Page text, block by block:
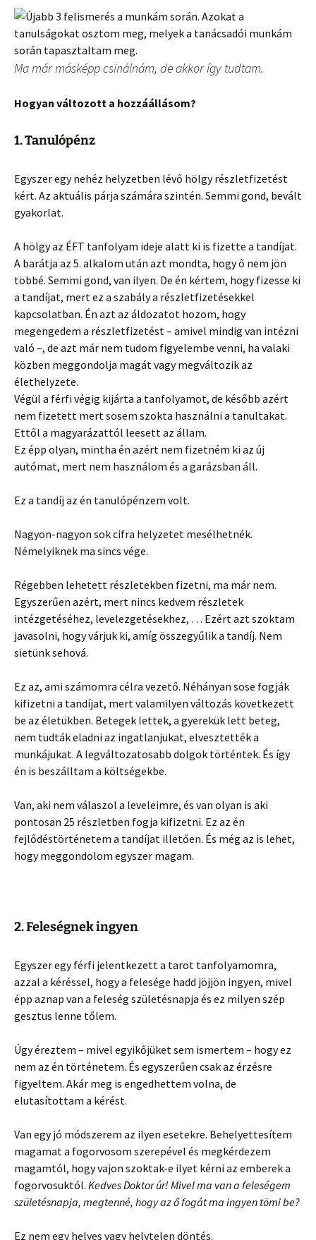
Ma már másképp csinálnám, de akkor így tudtam.
Hogyan változott a hozzáállásom?
1. Tanulópénz
Egyszer egy nehéz helyzetben lévő hölgy részletfizetést
kért. Az aktuális párja számára szintén. Semmi gond, bevált
gyakorlat.
A hölgy az ÉFT tanfolyam ideje alatt ki is fizette a tandíjat.
A barátja az 5. alkalom után azt mondta, hogy ő nem jön
többé. Semmi gond, van ilyen. De én kértem, hogy fizesse ki
a tandíjat, mert ez a szabály a részletfizetésekkel
kapcsolatban. Én azt az áldozatot hozom, hogy
megengedem a részletfizetést – amivel mindig van intézni
való –, de azt már nem tudom figyelembe venni, ha valaki
közben meggondolja magát vagy megváltozik az
élethelyzete.
Végül a férfi végig kijárta a tanfolyamot, de később azért
nem fizetett mert sosem szokta használni a tanultakat.
Ettől a magyarázattól leesett az állam.
Ez épp olyan, mintha én azért nem fizetném ki az új
autómat, mert nem használom és a garázsban áll.
Ez a tandíj az én tanulópénzem volt.
Nagyon-nagyon sok cifra helyzetet mesélhetnék.
Némelyiknek ma sincs vége.
Régebben lehetett részletekben fizetni, ma már nem.
Egyszerűen azért, mert nincs kedvem részletek
intézgetéséhez, levelezgetésekhez, … Ezért azt szoktam
javasolni, hogy várjuk ki, amíg összegyűlik a tandíj. Nem
sietünk sehová.
Ez az, ami számomra célra vezető. Néhányan sose fogják
kifizetni a tandíjat, mert valamilyen változás következett
be az életükben. Betegek lettek, a gyerekük lett beteg,
nem tudták eladni az ingatlanjukat, elvesztették a
munkájukat. A legváltozatosabb dolgok történtek. És így
én is beszálltam a költségekbe.
Van, aki nem válaszol a leveleimre, és van olyan is aki
pontosan 25 részletben fogja kifizetni. Ez az én
fejlődéstörténetem a tandíjat illetően. És még az is lehet,
hogy meggondolom egyszer magam.
2. Feleségnek ingyen
Egyszer egy férfi jelentkezett a tarot tanfolyamomra,
azzal a kéréssel, hogy a felesége hadd jöjjön ingyen, mivel
épp aznap van a feleség születésnapja és ez milyen szép
gesztus lenne tőlem.
Úgy éreztem – mivel egyikőjüket sem ismertem – hogy ez
nem az én történetem. És egyszerűen csak az érzésre
figyeltem. Akár meg is engedhettem volna, de
elutasítottam a kérést.
Van egy jó módszerem az ilyen esetekre. Behelyettesítem
magamat a fogorvosom szerepével és megkérdezem
magamtól, hogy vajon szoktak-e ilyet kérni az emberek a
fogorvosuktól. Kedves Doktor úr! Mivel ma van a feleségem
születésnapja, megtenné, hogy az ő fogát ma ingyen tömi be?
Ez nem egy helyes vagy helytelen döntés.